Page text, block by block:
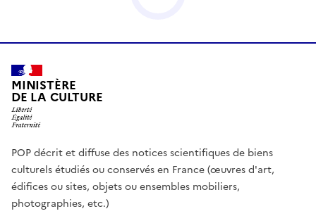
MINISTÈRE
DE LA CULTURE
POP décrit et diffuse des notices scientifiques de biens
culturels étudiés ou conservés en France (œuvres d'art,
édifices ou sites, objets ou ensembles mobiliers,
photographies, etc.)